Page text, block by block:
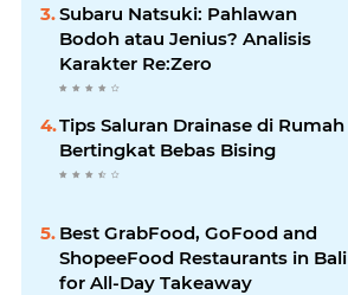
Subaru Natsuki: Pahlawan
Bodoh atau Jenius? Analisis
Karakter Re:Zero
Tips Saluran Drainase di Rumah
Bertingkat Bebas Bising
Best GrabFood, GoFood and
ShopeeFood Restaurants in Bali
for All-Day Takeaway